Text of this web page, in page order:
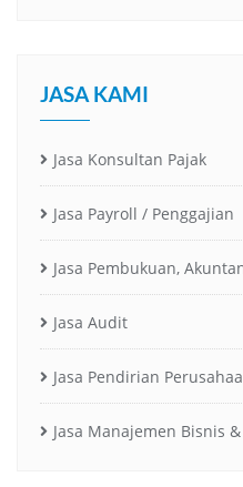
JASA KAMI
Jasa Konsultan Pajak
Jasa Payroll / Penggajian
Jasa Pembukuan,
Jasa Audit
Jasa Pendirian
Jasa Manajemen Bisnis